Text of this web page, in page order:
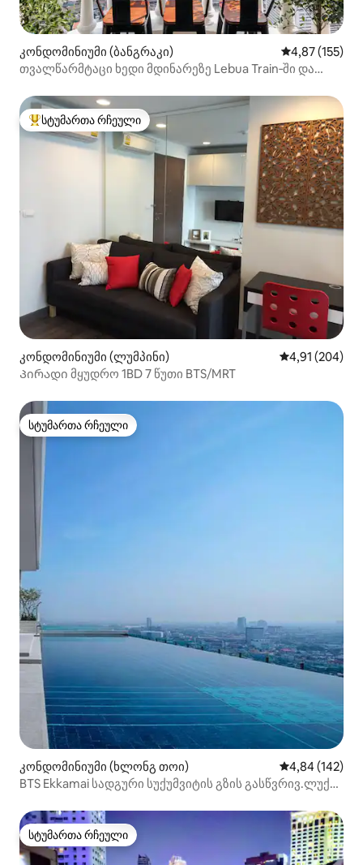
კონდომინიუმი (ბანგრაკი) საშუალო
4,87 (155)
თვალწარმტაცი ხედი მდინარეზე Lebua Train‑ში და
სტუმართა რჩეული მოწინავე ვარიანტი
სტუმართა რჩეული
კონდომინიუმი (ლუმპინი) საშუალო
4,91 (204)
Პირადი მყუდრო 1BD 7 წუთი BTS/MRT
სტუმართა რჩეული
სტუმართა რჩეული
კონდომინიუმი (ხლონგ თოი) საშუალო
4,84 (142)
BTS Ekkamai სადგური სუქუმვიტის გზის გასწვრივ.ლუქს-
აუზი/დიდი სავაჭრო ცენტრი და სუპერმარკეტი/
პატტაიას აღმოსავლეთ ავტოსადგური +4
სტუმართა რჩეული
სტუმართა რჩეული